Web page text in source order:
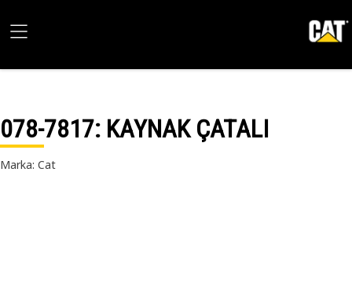
078-7817: KAYNAK ÇATALI
Marka: Cat